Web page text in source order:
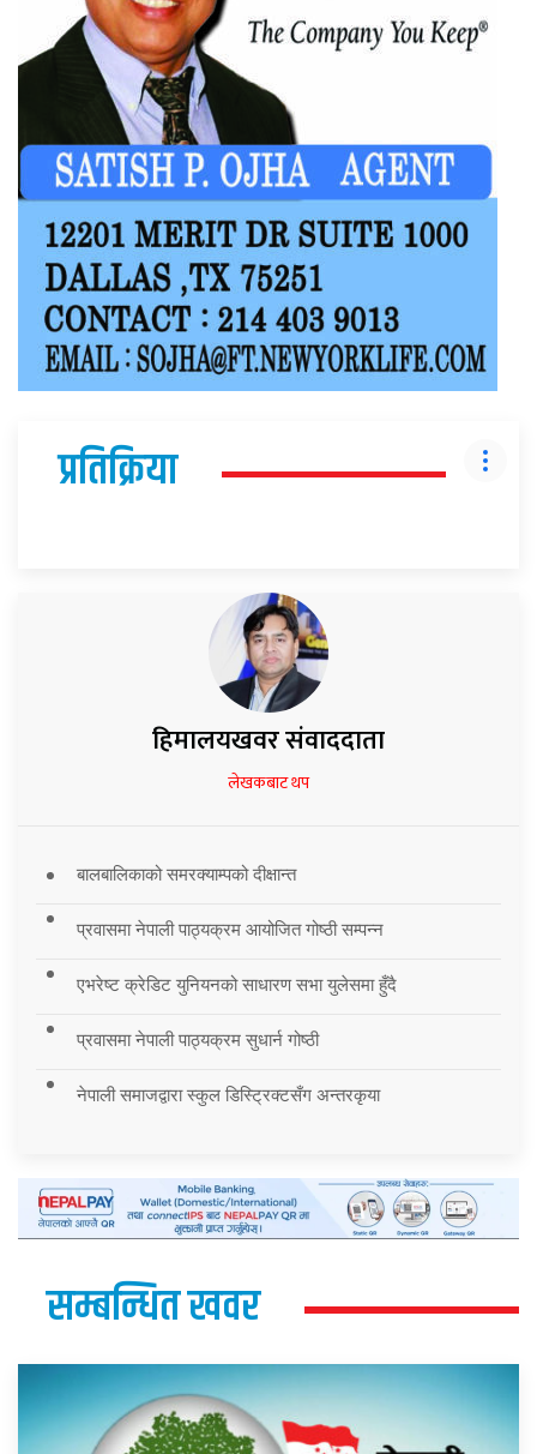
प्रतिक्रिया
हिमालयखवर संवाददाता
लेखकबाट थप
बालबालिकाको समरक्याम्पको दीक्षान्त
प्रवासमा नेपाली पाठ्यक्रम आयोजित गोष्ठी सम्पन्न
एभरेष्ट क्रेडिट युनियनको साधारण सभा युलेसमा हुँदै
प्रवासमा नेपाली पाठ्यक्रम सुधार्न गोष्ठी
नेपाली समाजद्वारा स्कुल डिस्ट्रिक्टसँग अन्तरकृया
सम्बन्धित खवर